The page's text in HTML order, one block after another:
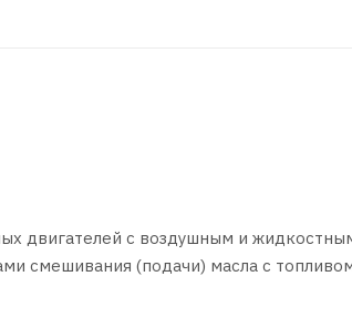
двигателей с воздушным и
смешивания (подачи) масла с